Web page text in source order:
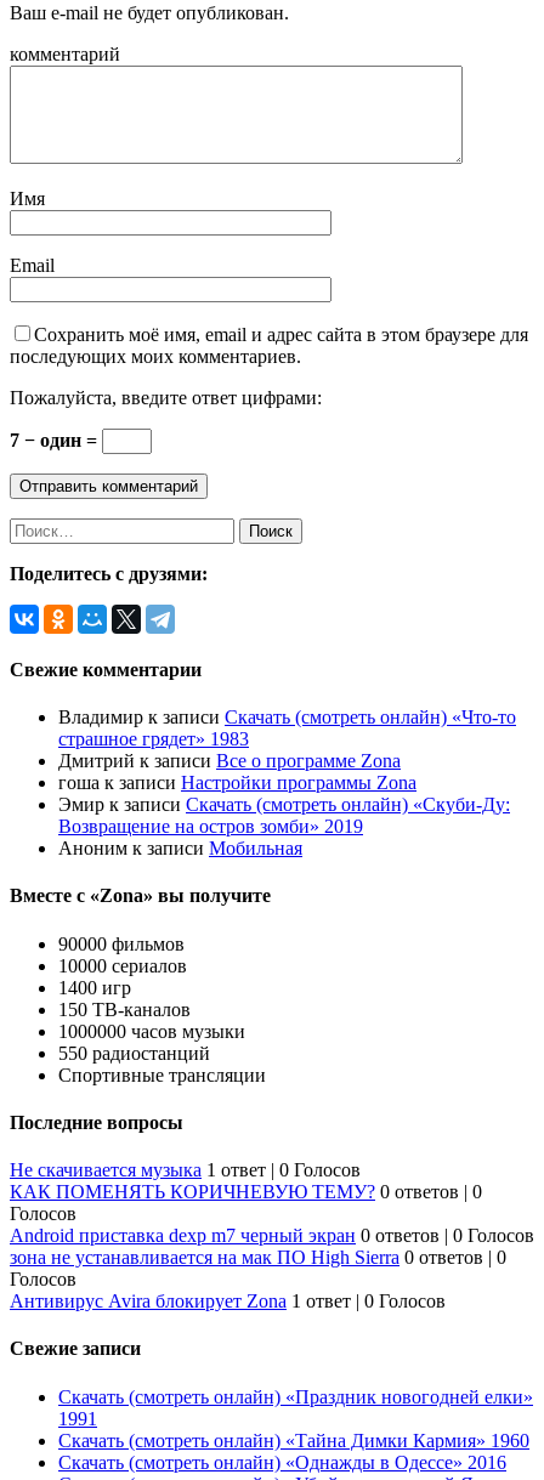
Ваш e-mail не будет опубликован.
комментарий
Имя
Email
Сохранить моё имя, email и адрес сайта в этом браузере для
последующих моих комментариев.
Пожалуйста, введите ответ цифрами:
7 − один =
Найти:
Поделитесь с друзями:
Свежие комментарии
Владимир к записи Скачать (смотреть онлайн) «Что-то
страшное грядет» 1983
Дмитрий к записи Все о программе Zona
гоша к записи Настройки программы Zona
Эмир к записи Скачать (смотреть онлайн) «Скуби-Ду:
Возвращение на остров зомби» 2019
Аноним к записи Мобильная
Вместе с «Zona» вы получите
90000 фильмов
10000 сериалов
1400 игр
150 ТВ-каналов
1000000 часов музыки
550 радиостанций
Спортивные трансляции
Последние вопросы
Не скачивается музыка 1 ответ | 0 Голосов
КАК ПОМЕНЯТЬ КОРИЧНЕВУЮ ТЕМУ? 0 ответов | 0
Голосов
Android приставка dexp m7 черный экран 0 ответов | 0 Голосов
зона не устанавливается на мак ПО High Sierra 0 ответов | 0
Голосов
Антивирус Avira блокирует Zona 1 ответ | 0 Голосов
Свежие записи
Скачать (смотреть онлайн) «Праздник новогодней елки»
1991
Скачать (смотреть онлайн) «Тайна Димки Кармия» 1960
Скачать (смотреть онлайн) «Однажды в Одессе» 2016